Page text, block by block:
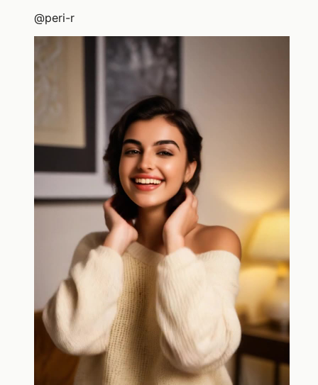
@peri-r